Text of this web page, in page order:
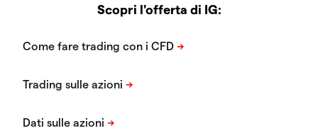
Scopri l'offerta di IG: